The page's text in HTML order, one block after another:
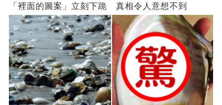
「裡面的圖案」立刻下跪 真相令人意想不到